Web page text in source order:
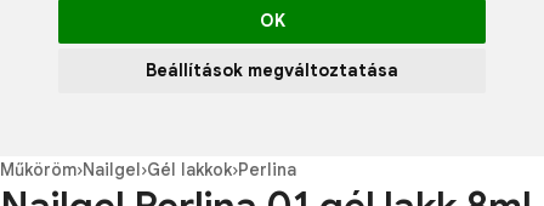
OK
Beállítások megváltoztatása
Blog
Műköröm›Nailgel›Gél lakkok›Perlina